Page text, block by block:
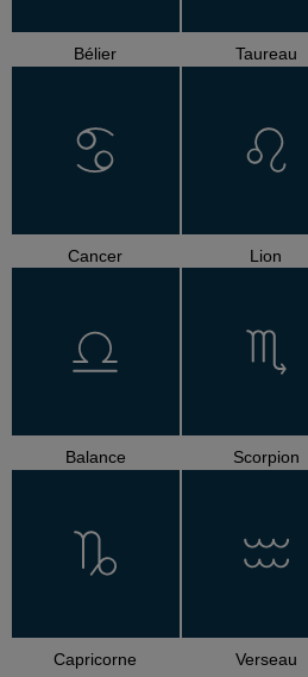
Bélier Taureau
Cancer Lion
Balance Scorpion
Capricorne Verseau